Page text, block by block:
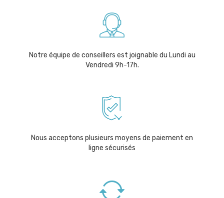
Notre équipe de conseillers est joignable du Lundi au
Vendredi 9h-17h.
Nous acceptons plusieurs moyens de paiement en
ligne sécurisés